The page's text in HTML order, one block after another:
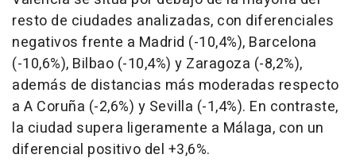
resto de ciudades analizadas, con diferenciales
negativos frente a Madrid (-10,4%), Barcelona
(-10,6%), Bilbao (-10,4%) y Zaragoza (-8,2%),
además de distancias más moderadas respecto
a A Coruña (-2,6%) y Sevilla (-1,4%). En contraste,
la ciudad supera ligeramente a Málaga, con un
diferencial positivo del +3,6%.